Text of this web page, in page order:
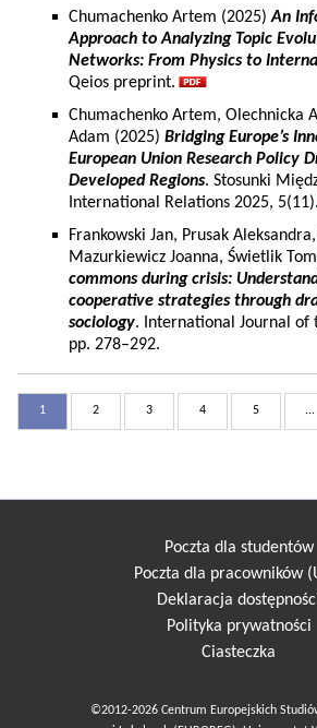
Chumachenko Artem (2025)An
Approach to Analyzing Topic
Networks: From Physics to
Qeios preprint.
Chumachenko Artem, Olechnicka
Adam (2025) Bridging Europe’s
European Union Research Policy
Developed Regions. Stosunki
International Relations 2025, 5(11).
Frankowski Jan, Prusak Aleksandra,
Mazurkiewicz Joanna, Świetlik
commons during crisis:
cooperative strategies through
sociology. International Journal of
pp. 278–292.
1 2 3 4 5 ...
Poczta dla studentów
Poczta dla pracowników
Deklaracja
Polityka prywatności
Ciasteczka
©2012-2026 Centrum Europejskich